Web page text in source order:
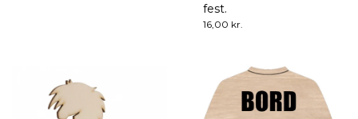
fest.
16,00 kr.